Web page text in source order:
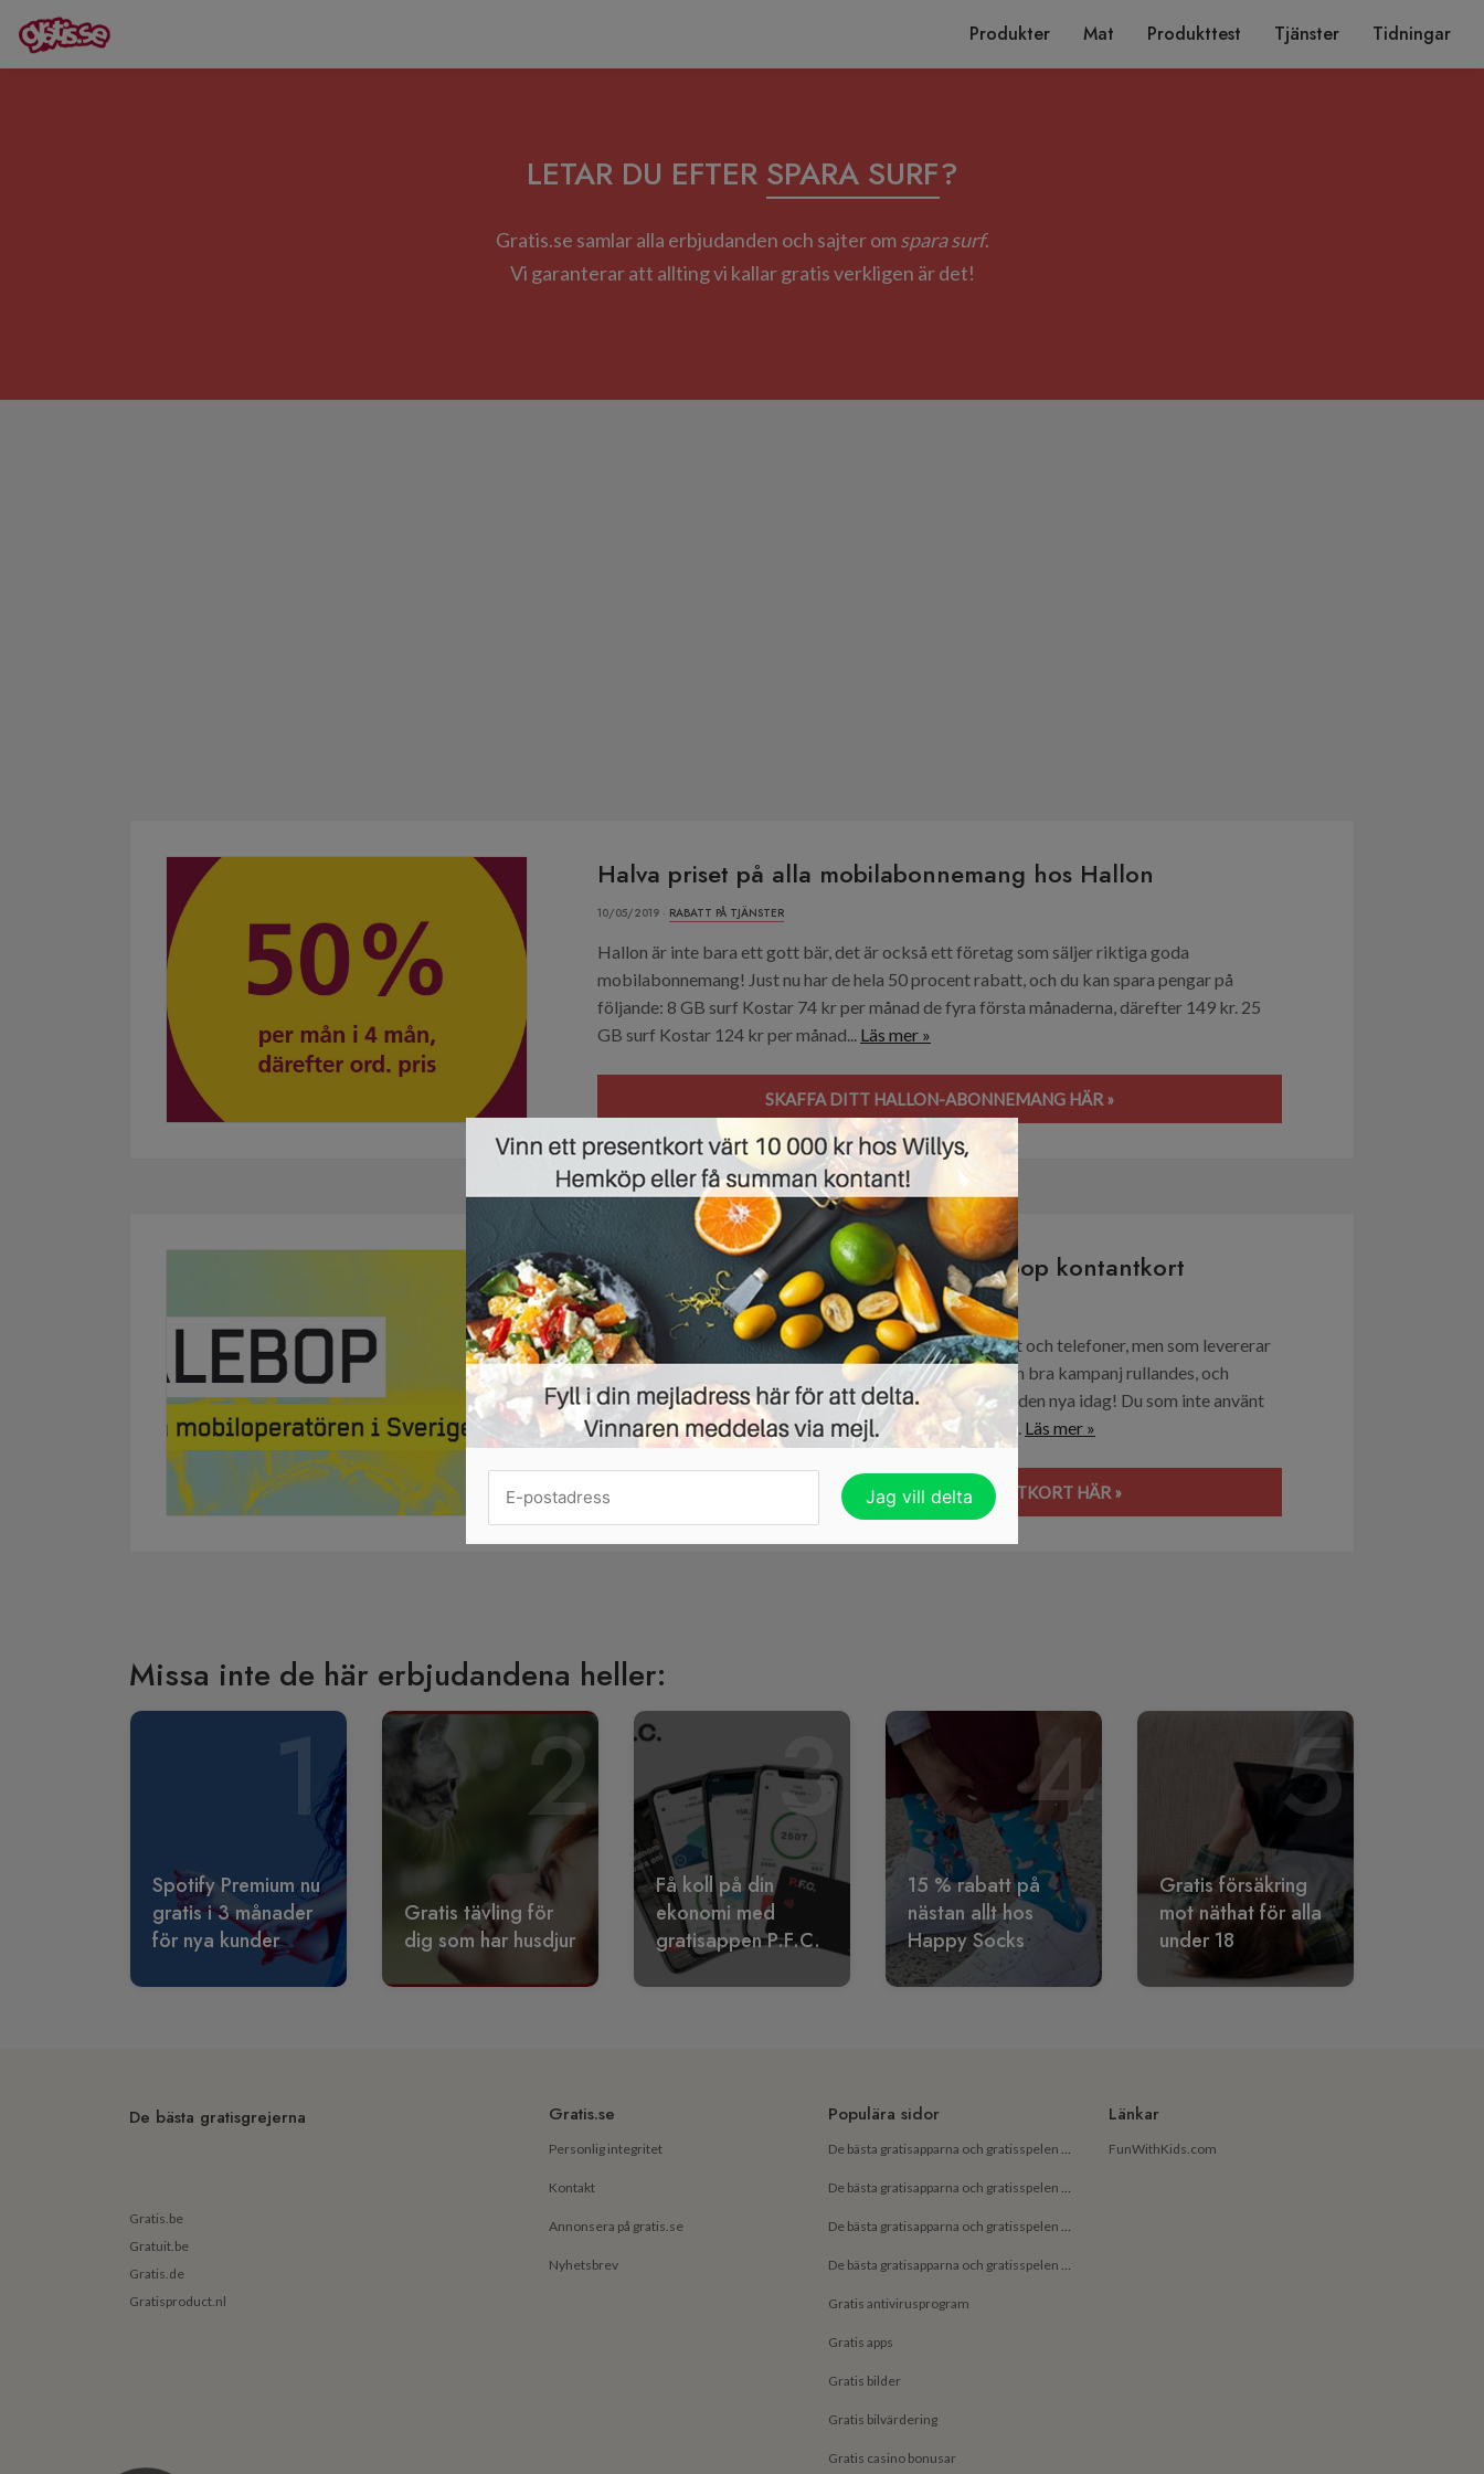
Produkter Mat Produkttest Tjänster Tidningar
LETAR DU EFTER SPARA SURF?
Gratis.se samlar alla erbjudanden och sajter omspara surf.
Vi garanterar att allting vi kallar gratis verkligen är det!
Halva priset på alla mobilabonnemang hos Hallon
10/05/2019 · RABATT PÅ TJÄNSTER
Hallon är inte bara ett gott bär, det är också ett företag som säljer riktiga goda
mobilabonnemang! Just nu har de hela 50 procent rabatt, och du kan spara pengar på
följande: 8 GB surf Kostar 74 kr per månad de fyra första månaderna, därefter 149 kr. 25
GB surf Kostar 124 kr per månad... Läs mer »
SKAFFA DITT HALLON-ABONNEMANG HÄR »
Dubbla din första påfyllning för Halebop kontantkort
01/05/2019 · RABATT PÅ PRODUKTER
Halebop är den lilla uppstickaren som säljer kontantkort och telefoner, men som levererar
förvånansvärt bra produkter och tjänster. De har alltid en bra kampanj rullandes, och
eftersom den förra tog slut igår ska vi direkt presentera den nya idag! Du som inte använt
dig av Halebop tidigare, och alltså är en ny kund, kan nu... Läs mer »
SKAFFA DITT HALEBOP KONTANTKORT HÄR »
Missa inte de här erbjudandena heller:
1
Spotify Premium nu
gratis i 3 månader
för nya kunder
2
Gratis tävling för
dig som har husdjur
3
Få koll på din
ekonomi med
gratisappen P.F.C.
4
15 % rabatt på
nästan allt hos
Happy Socks
5
Gratis försäkring
mot näthat för alla
under 18
De bästa gratisgrejerna
Gratis.be
Gratuit.be
Gratis.de
Gratisproduct.nl
Gratis.se
Personlig integritet
Kontakt
Annonsera på gratis.se
Nyhetsbrev
Populära sidor
De bästa gratisapparna och gratisspelen på Android för små barn
De bästa gratisapparna och gratisspelen på Android för barn
De bästa gratisapparna och gratisspelen på iPhone för små barn
De bästa gratisapparna och gratisspelen på iPhone för barn
Gratis antivirusprogram
Gratis apps
Gratis bilder
Gratis bilvärdering
Gratis casino bonusar
Länkar
FunWithKids.com